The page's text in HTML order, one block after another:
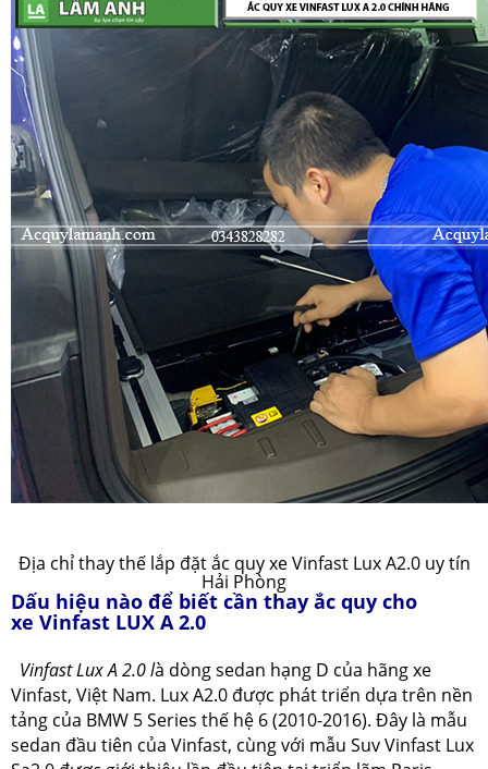
Địa chỉ thay thế lắp đặt ắc quy xe Vinfast Lux A2.0 uy tín
Hải Phòng
Dấu hiệu nào để biết cần thay ắc quy cho
xe Vinfast LUX A 2.0
Vinfast Lux A 2.0 là dòng sedan hạng D của hãng xe
Vinfast, Việt Nam. Lux A2.0 được phát triển dựa trên nền
tảng của BMW 5 Series thế hệ 6 (2010-2016). Đây là mẫu
sedan đầu tiên của Vinfast, cùng với mẫu Suv Vinfast Lux